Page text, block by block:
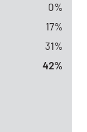
0%
17%
31%
42%